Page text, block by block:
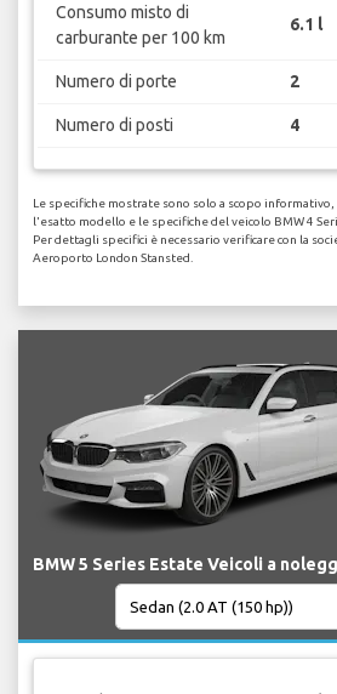
Consumo misto di
carburante per 100 km
6.1 l
Numero di porte 2
Numero di posti 4
Le specifiche mostrate sono solo a scopo
l'esatto modello e le specifiche del veicolo BMW 4
Per dettagli specifici è necessario verificare con la
Aeroporto London Stansted.
BMW 5 Series Estate Veicoli a